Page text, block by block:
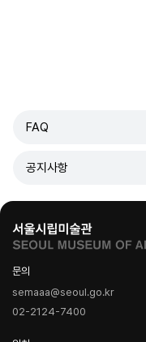
FAQ
공지사항
문의
semaaa@seoul.go.kr
02-2124-7400